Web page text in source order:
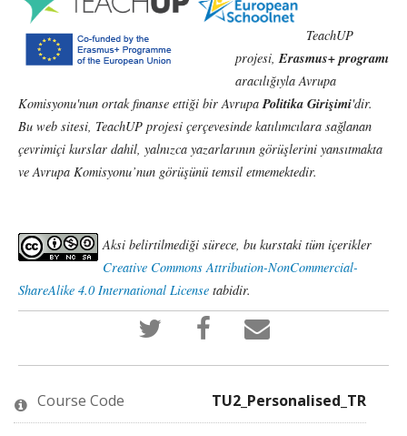
TeachUP
projesi,Erasmus+ programı
aracılığıyla Avrupa
Komisyonu'nun ortak finanse ettiği bir AvrupaPolitika Girişimi'dir.
Bu web sitesi, TeachUP projesi çerçevesinde katılımcılara sağlanan
çevrimiçi kurslar dahil, yalnızca yazarlarının görüşlerini yansıtmakta
ve Avrupa Komisyonu’nun görüşünü temsil etmemektedir.
Aksi belirtilmediği sürece, bu kurstaki tüm içerikler
Creative Commons Attribution-NonCommercial-
ShareAlike 4.0 International License tabidir.
Tweet
that
you've
enrolled
course
Post
Facebook
message
say
you've
enrolled
Email
someone
say
enrolled
in
this
Course Code TU2_Personalised_TR